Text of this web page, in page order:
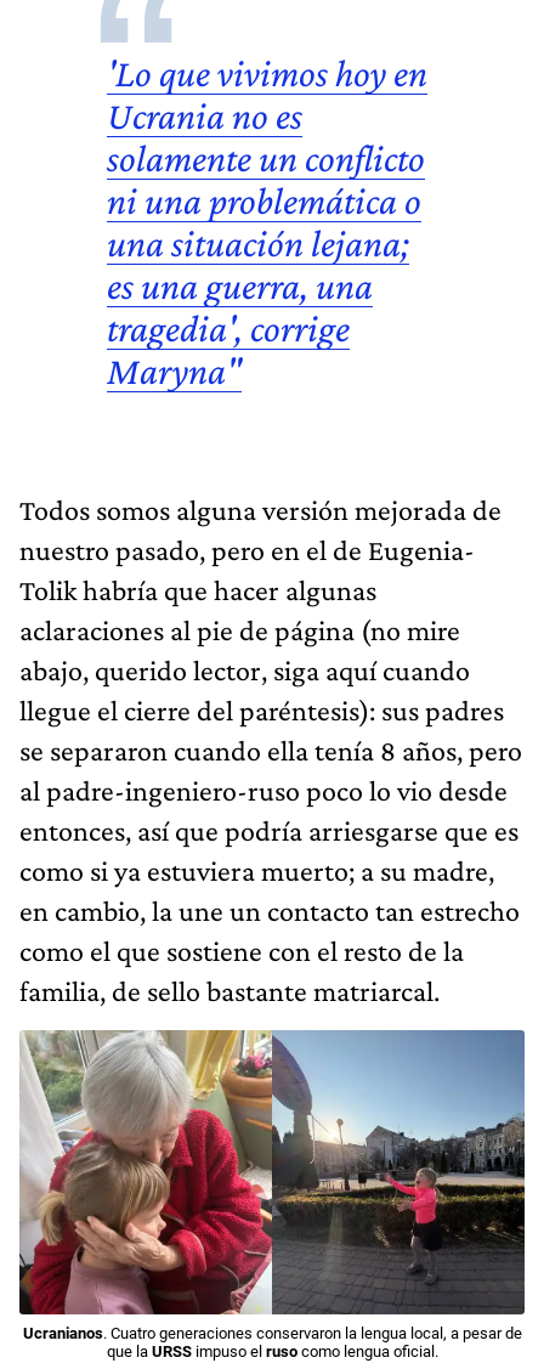
'Lo que vivimos hoy en
Ucrania no es
solamente un conflicto
ni una problemática o
una situación lejana;
es una guerra, una
tragedia', corrige
Maryna"
Todos somos alguna versión mejorada de
nuestro pasado, pero en el de Eugenia-
Tolik habría que hacer algunas
aclaraciones al pie de página (no mire
abajo, querido lector, siga aquí cuando
llegue el cierre del paréntesis): sus padres
se separaron cuando ella tenía 8 años, pero
al padre-ingeniero-ruso poco lo vio desde
entonces, así que podría arriesgarse que es
como si ya estuviera muerto; a su madre,
en cambio, la une un contacto tan estrecho
como el que sostiene con el resto de la
familia, de sello bastante matriarcal.
Ucranianos. Cuatro generaciones conservaron la lengua local, a pesar de
que laURSSimpuso el ruso como lengua oficial.